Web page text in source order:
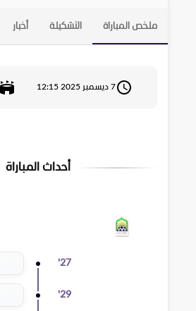
ملخص المباراة التشكيلة أخبار
7 ديسمبر 2025 12:15
أحداث المباراة
27
'
29
'